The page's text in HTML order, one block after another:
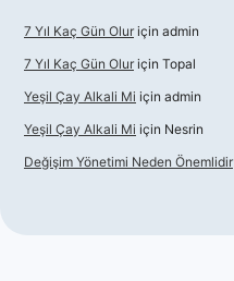
7 Yıl Kaç Gün Olur için admin
7 Yıl Kaç Gün Olur için Topal
Yeşil Çay Alkali Mi için admin
Yeşil Çay Alkali Mi için Nesrin
Değişim Yönetimi Neden Önemlidir